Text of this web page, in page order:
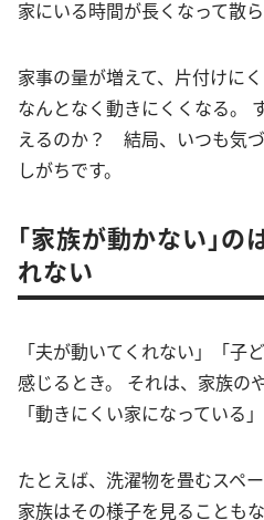
家にいる時間が長くなって散
家事の量が増えて、片付けに
なんとなく動きにくくなる。
えるのか？ 結局、いつも気
しがちです。
「家族が動かない」の
れない
「夫が動いてくれない」「子
感じるとき。 それは、家族の
「動きにくい家になっている
たとえば、洗濯物を畳むスペ
家族はその様子を見ることも